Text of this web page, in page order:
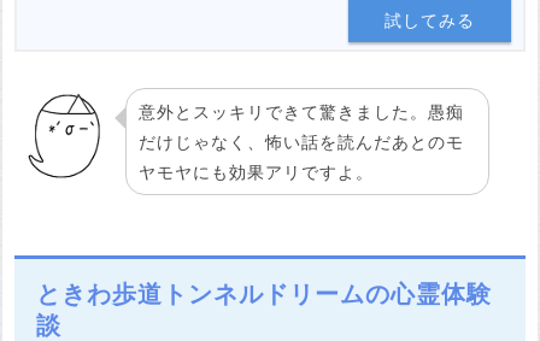
試してみる
意外とスッキリできて驚きました。愚痴
だけじゃなく、怖い話を読んだあとのモ
ヤモヤにも効果アリですよ。
ときわ歩道トンネルドリームの心霊体験
談